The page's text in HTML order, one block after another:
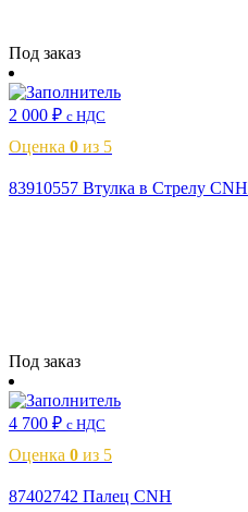
Под заказ
2 000 ₽ с НДС
Оценка 0 из 5
83910557 Втулка в Стрелу CNH
Под заказ
4 700 ₽ с НДС
Оценка 0 из 5
87402742 Палец CNH